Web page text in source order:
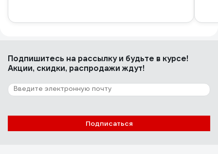
Подпишитесь на рассылкуи будьте в курсе!
Акции, скидки, распродажи ждут!
Подписаться